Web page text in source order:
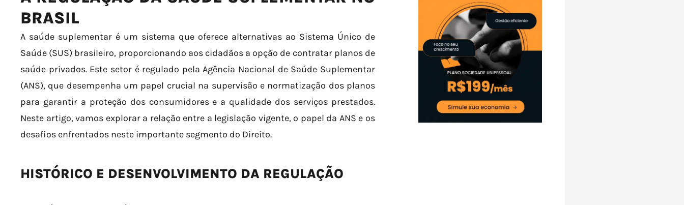
BRASIL
A saúde suplementar é um sistema que oferece alternativas ao Sistema Único de
Saúde (SUS) brasileiro, proporcionando aos cidadãos a opção de contratar planos de
saúde privados. Este setor é regulado pela Agência Nacional de Saúde Suplementar
(ANS), que desempenha um papel crucial na supervisão e normatização dos planos
para garantir a proteção dos consumidores e a qualidade dos serviços prestados.
Neste artigo, vamos explorar a relação entre a legislação vigente, o papel da ANS e os
desafios enfrentados neste importante segmento do Direito.
HISTÓRICO E DESENVOLVIMENTO DA REGULAÇÃO